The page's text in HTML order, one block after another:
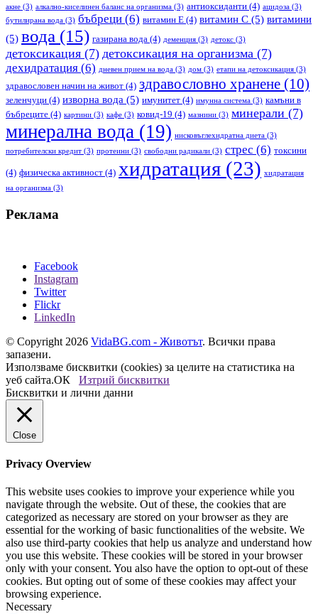
акне (3) алкално-киселинен баланс на организма (3) антиоксиданти (4) ацидоза (3)
бутилирана вода (3) бъбреци (6) витамин Е (4) витамин С (5) витамини
(5) вода (15) газирана вода (4) деменция (3) детокс (3)
детоксикация (7) детоксикация на организма (7)
дехидратация (6) дневен прием на вода (3) дом (3) етапи на детоксикация (3)
здравословен начин на живот (4) здравословно хранене (10)
зеленчуци (4) изворна вода (5) имунитет (4) имунна система (3) камъни в
бъбреците (4) картини (3) кафе (3) ковид-19 (4) мазнини (3) минерали (7)
минерална вода (19) нисковъглехидратна диета (3)
потребителски кредит (3) протеини (3) свободни радикали (3) стрес (6) токсини
(4) физическа активност (4) хидратация (23) хидратация
на организма (3)
Реклама
Facebook
Instagram
Twitter
Flickr
LinkedIn
© Copyright 2026 VidaBG.com - Животът. Всички права
запазени.
Използваме бисквитки (cookies) за целите на статистика на
уеб сайта.ОК
Изтрий бисквитки
Бисквитки и лични данни
Close
Privacy Overview
This website uses cookies to improve your experience while you
navigate through the website. Out of these, the cookies that are
categorized as necessary are stored on your browser as they are
essential for the working of basic functionalities of the website. We
also use third-party cookies that help us analyze and understand how
you use this website. These cookies will be stored in your browser
only with your consent. You also have the option to opt-out of these
cookies. But opting out of some of these cookies may affect your
browsing experience.
Necessary